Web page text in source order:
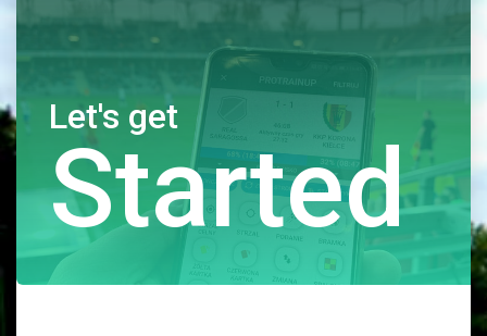
Let's get
Started